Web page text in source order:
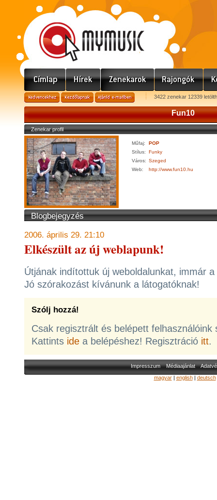
3422 zenekar 12339
Fun10
Zenekar profil
Műfaj:
POP
Stílus:
Funky
Város: Szeged
Web:
http://www.fun10.hu
Blogbejegyzés
2006. április 29. 21:10
Elkészült az új weblapunk!
Útjának indítottuk új weboldalunkat, immár
Jó szórakozást kívánunk a látogatóknak!
Szólj hozzá!
Csak regisztrált és belépett felhasználóink
Kattints ide a belépéshez! Regisztráció itt.
Impresszum Médiaajánlat
magyar| english| deutsch